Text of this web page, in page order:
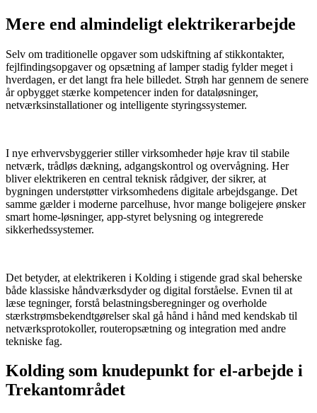
Mere end almindeligt elektrikerarbejde
Selv om traditionelle opgaver som udskiftning af stikkontakter,
fejlfindingsopgaver og opsætning af lamper stadig fylder meget i
hverdagen, er det langt fra hele billedet. Strøh har gennem de senere
år opbygget stærke kompetencer inden for dataløsninger,
netværksinstallationer og intelligente styringssystemer.
I nye erhvervsbyggerier stiller virksomheder høje krav til stabile
netværk, trådløs dækning, adgangskontrol og overvågning. Her
bliver elektrikeren en central teknisk rådgiver, der sikrer, at
bygningen understøtter virksomhedens digitale arbejdsgange. Det
samme gælder i moderne parcelhuse, hvor mange boligejere ønsker
smart home-løsninger, app-styret belysning og integrerede
sikkerhedssystemer.
Det betyder, at elektrikeren i Kolding i stigende grad skal beherske
både klassiske håndværksdyder og digital forståelse. Evnen til at
læse tegninger, forstå belastningsberegninger og overholde
stærkstrømsbekendtgørelser skal gå hånd i hånd med kendskab til
netværksprotokoller, routeropsætning og integration med andre
tekniske fag.
Kolding som knudepunkt for el-arbejde i
Trekantområdet